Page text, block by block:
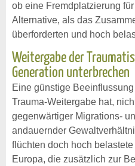
ob eine Fremdplatzierung
Alternative, als das
überforderten und hoch
Weitergabe der
Generation unterbrechen
Eine günstige
Trauma-Weitergabe hat,
gegenwärtiger Migrations-
andauernder
flüchten doch hoch
Europa, die zusätzlich zur